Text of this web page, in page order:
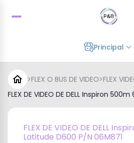
Principal
>FLEX O BUS DE VIDEO>FLEX
FLEX DE VIDEO DE DELL Inspiron
FLEX DE VIDEO DE DELL
Latitude D600 P/N 06M871